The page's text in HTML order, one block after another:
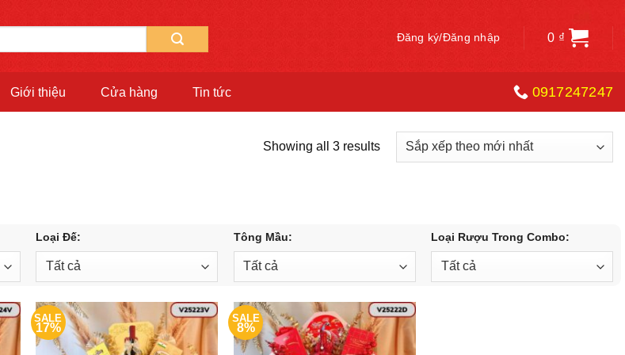
Đăng ký/Đăng nhập 0 ₫
Giới thiệu Cửa hàng Tin tức 0917247247
Showing all 3 results
Loại Đế: Tông Mầu: Loại Rượu Trong Combo:
SALE
17%
SALE
8%